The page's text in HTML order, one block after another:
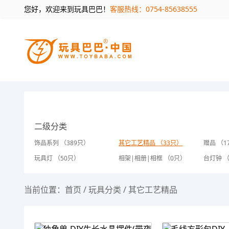
您好，欢迎来到玩具巴巴！ 客服热线：0754-85638555
二级分类
饰品系列 （389只） 其它工艺精品 （33只）
赠品 （
玩具灯 （50只）
相架|相册|相框 （0只） 台灯钟
当前位置： 首页 /玩具分类 / 其它工艺精品